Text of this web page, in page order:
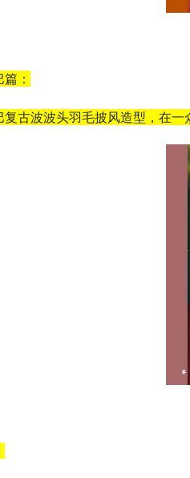
：
复古波波头羽毛披风造型，在一